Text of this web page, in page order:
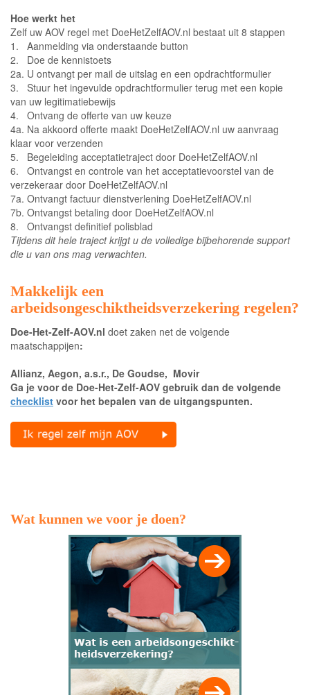
Hoe werkt het
Zelf uw AOV regel met DoeHetZelfAOV.nl bestaat uit 8 stappen
1. Aanmelding via onderstaande button
2. Doe de kennistoets
2a. U ontvangt per mail de uitslag en een opdrachtformulier
3. Stuur het ingevulde opdrachtformulier terug met een kopie
van uw legitimatiebewijs
4. Ontvang de offerte van uw keuze
4a. Na akkoord offerte maakt DoeHetZelfAOV.nl uw aanvraag
klaar voor verzenden
5. Begeleiding acceptatietraject door DoeHetZelfAOV.nl
6. Ontvangst en controle van het acceptatievoorstel van de
verzekeraar door DoeHetZelfAOV.nl
7a. Ontvangt factuur dienstverlening DoeHetZelfAOV.nl
7b. Ontvangst betaling door DoeHetZelfAOV.nl
8. Ontvangst definitief polisblad
Tijdens dit hele traject krijgt u de volledige bijbehorende support
die u van ons mag verwachten.
Makkelijk een
arbeidsongeschiktheidsverzekering regelen?
Doe-Het-Zelf-AOV.nl doet zaken net de volgende
maatschappijen:
Allianz, Aegon, a.s.r., De Goudse, Movir
Ga je voor de Doe-Het-Zelf-AOV gebruik dan de volgende
checklist voor het bepalen van de uitgangspunten.
Wat kunnen we voor je doen?